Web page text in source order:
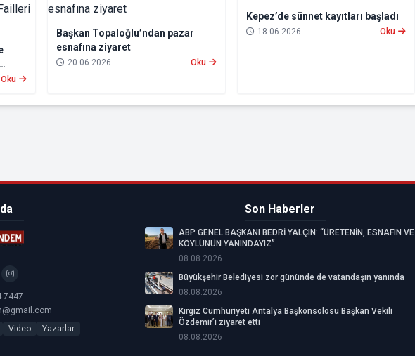
Oku
Başkan Topaloğlu’ndan pazar
esnafına ziyaret
20.06.2026 Oku
Kepez’de sünnet kayıtları başladı
18.06.2026 Oku
7447
Video Yazarlar
Son Haberler
ABP GENEL BAŞKANI BEDRİ YALÇIN: “ÜRETENİN, ESNAFIN VE
KÖYLÜNÜN YANINDAYIZ”
08.08.2026
Büyükşehir Belediyesi zor gününde de vatandaşın yanında
08.08.2026
Kırgız Cumhuriyeti Antalya Başkonsolosu Başkan Vekili
Özdemir’i ziyaret etti
08.08.2026